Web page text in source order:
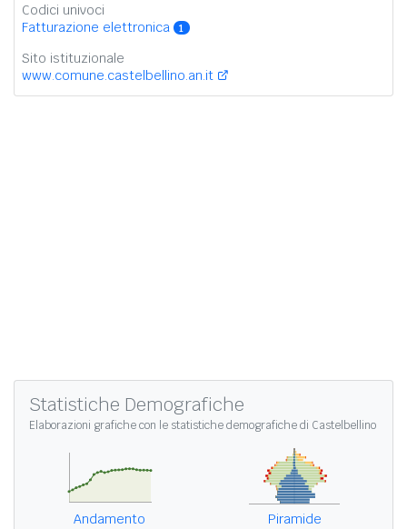
Codici univoci
Fatturazione elettronica
1
Sito istituzionale
www.comune.castelbellino.an.it
Statistiche Demografiche
Elaborazioni grafiche con le statistiche demografiche di Castelbellino
Andamento
Piramide